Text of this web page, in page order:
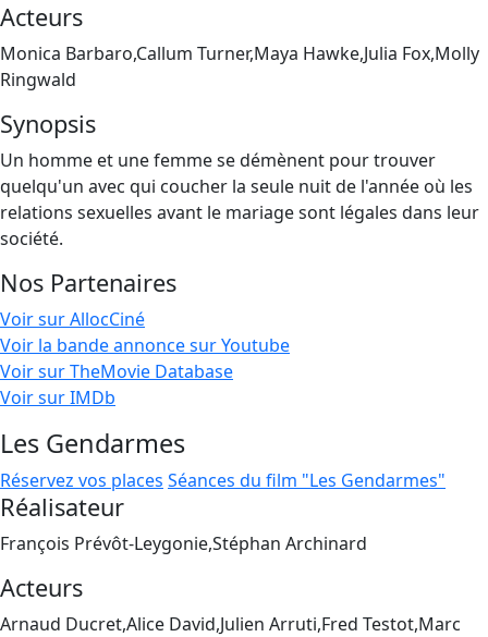
Acteurs
Monica Barbaro,Callum Turner,Maya Hawke,Julia Fox,Molly
Ringwald
Synopsis
Un homme et une femme se démènent pour trouver
quelqu'un avec qui coucher la seule nuit de l'année où les
relations sexuelles avant le mariage sont légales dans leur
société.
Nos Partenaires
Voir sur AllocCiné
Voir la bande annonce sur Youtube
Voir sur TheMovie Database
Voir sur IMDb
Les Gendarmes
Réservez vos places Séances du film "Les Gendarmes"
Réalisateur
François Prévôt-Leygonie,Stéphan Archinard
Acteurs
Arnaud Ducret,Alice David,Julien Arruti,Fred Testot,Marc